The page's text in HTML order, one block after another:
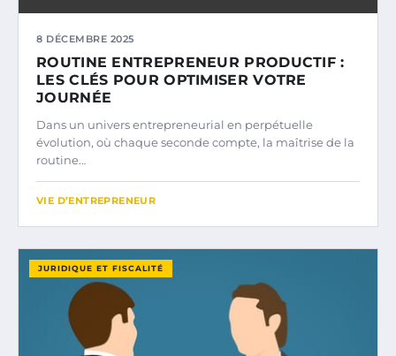
8 DÉCEMBRE 2025
ROUTINE ENTREPRENEUR PRODUCTIF :
LES CLÉS POUR OPTIMISER VOTRE
JOURNÉE
Dans un univers entrepreneurial en perpétuelle
évolution, où chaque seconde compte, la maîtrise de la
routine…
VIE D’ENTREPRENEUR
JURIDIQUE ET FISCALITÉ